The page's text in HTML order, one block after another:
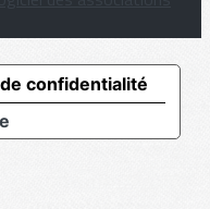
confidentialité